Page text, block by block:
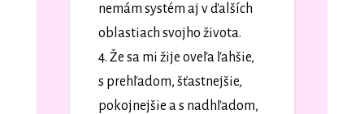
nemám systém aj v ďalších
oblastiach svojho života.
4. Že sa mi žije oveľa ľahšie,
s prehľadom, šťastnejšie,
pokojnejšie a s nadhľadom,